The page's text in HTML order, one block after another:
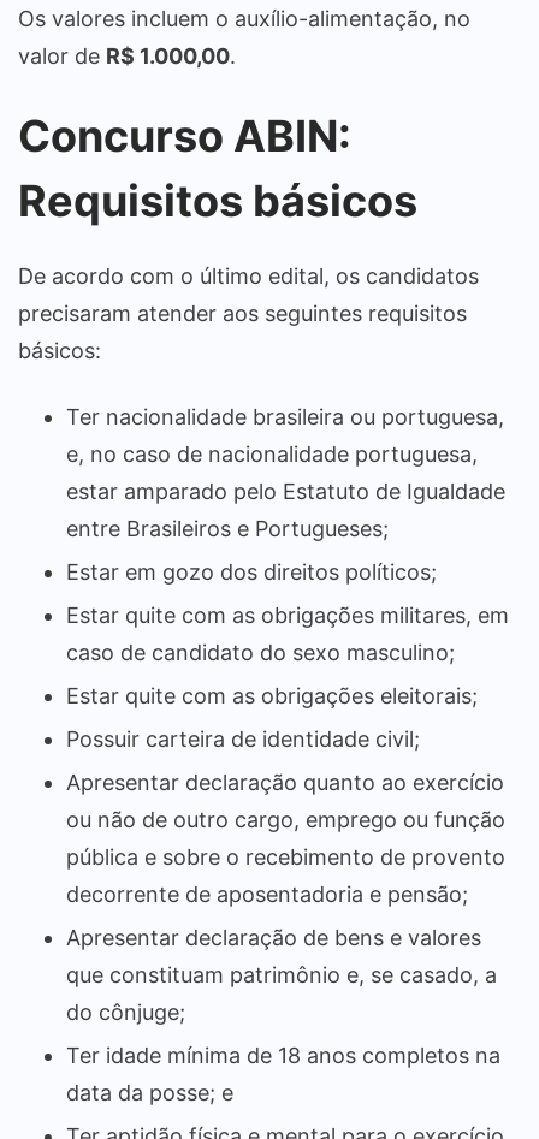
Os valores incluem o auxílio-alimentação, no
valor de R$ 1.000,00.
Concurso ABIN:
Requisitos básicos
De acordo com o último edital, os candidatos
precisaram atender aos seguintes requisitos
básicos:
Ter nacionalidade brasileira ou portuguesa,
e, no caso de nacionalidade portuguesa,
estar amparado pelo Estatuto de Igualdade
entre Brasileiros e Portugueses;
Estar em gozo dos direitos políticos;
Estar quite com as obrigações militares, em
caso de candidato do sexo masculino;
Estar quite com as obrigações eleitorais;
Possuir carteira de identidade civil;
Apresentar declaração quanto ao exercício
ou não de outro cargo, emprego ou função
pública e sobre o recebimento de provento
decorrente de aposentadoria e pensão;
Apresentar declaração de bens e valores
que constituam patrimônio e, se casado, a
do cônjuge;
Ter idade mínima de 18 anos completos na
data da posse; e